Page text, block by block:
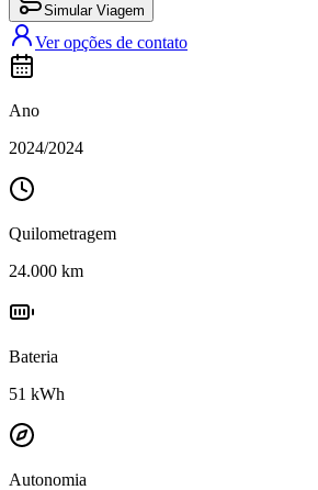
Simular Viagem
Ver opções de contato
Ano
2024/2024
Quilometragem
24.000 km
Bateria
51 kWh
Autonomia